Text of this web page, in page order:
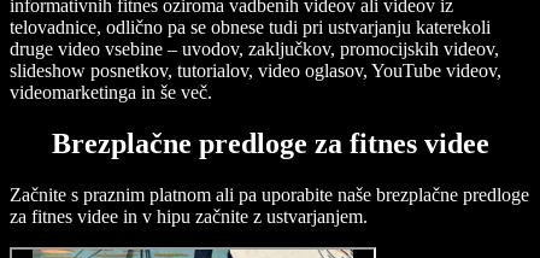
informativnih fitnes oziroma vadbenih videov ali videov iz
telovadnice, odlično pa se obnese tudi pri ustvarjanju katerekoli
druge video vsebine – uvodov, zaključkov, promocijskih videov,
slideshow posnetkov, tutorialov, video oglasov, YouTube videov,
videomarketinga in še več.
Brezplačne predloge za fitnes videe
Začnite s praznim platnom ali pa uporabite naše brezplačne predloge
za fitnes videe in v hipu začnite z ustvarjanjem.